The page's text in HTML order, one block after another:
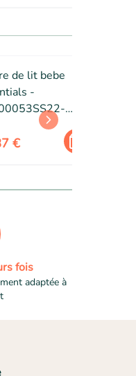
de lit bebe
-
One Size
€
fois
adaptée à